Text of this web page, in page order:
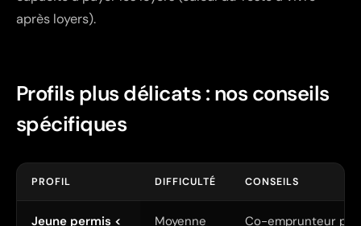
après loyers).
Profils plus délicats : nos conseils
spécifiques
PROFIL DIFFICULTÉ CONSEILS
Jeune permis <
Moyenne
Co-emprunteur